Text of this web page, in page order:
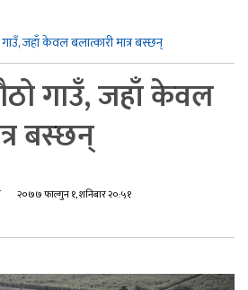
जहाँ केवल बलात्कारी मात्र बस्छन्
गाउँ, जहाँ केवल
बस्छन्
२०७७ फाल्गुन १, शनिबार २०:५१